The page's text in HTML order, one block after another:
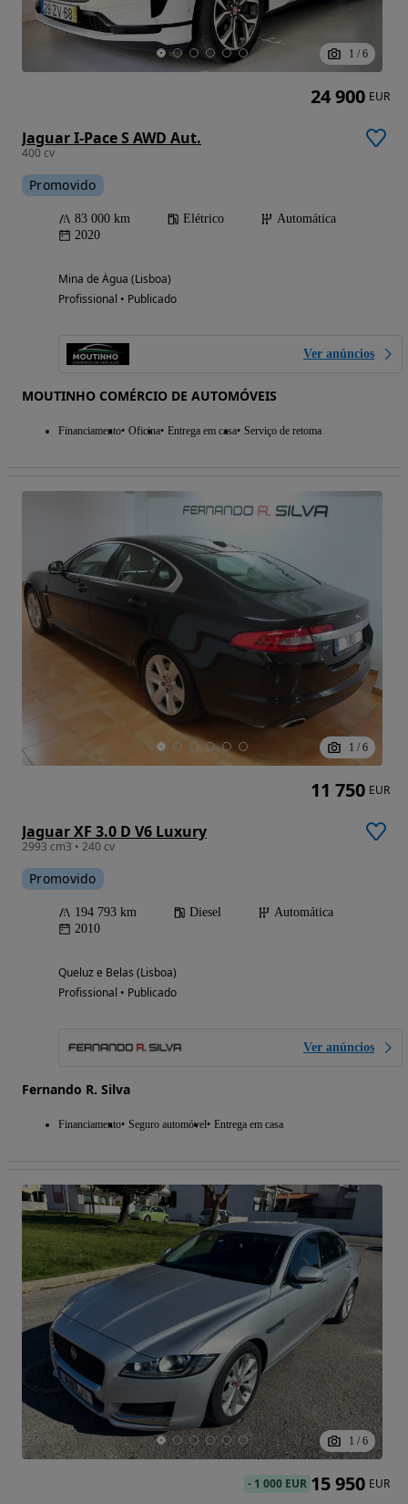
1 / 6
Jaguar I-Pace S AWD Aut.
400 cv
Promovido
83 000 km Elétrico
Automática
2020
Mina de Água (Lisboa)
Profissional • Publicado
Ver anúncios
MOUTINHO COMÉRCIO DE AUTOMÓVEIS
Financiamento Oficina Entrega em casa Serviço de retoma
24 900 EUR
1 / 6
Jaguar XF 3.0 D V6 Luxury
2993 cm3 • 240 cv
Promovido
194 793 km Diesel
Automática
2010
Queluz e Belas (Lisboa)
Profissional • Publicado
Ver anúncios
Fernando R. Silva
Financiamento Seguro automóvel Entrega em casa
11 750 EUR
1 / 6
- 1 000 EUR 15 950 EUR